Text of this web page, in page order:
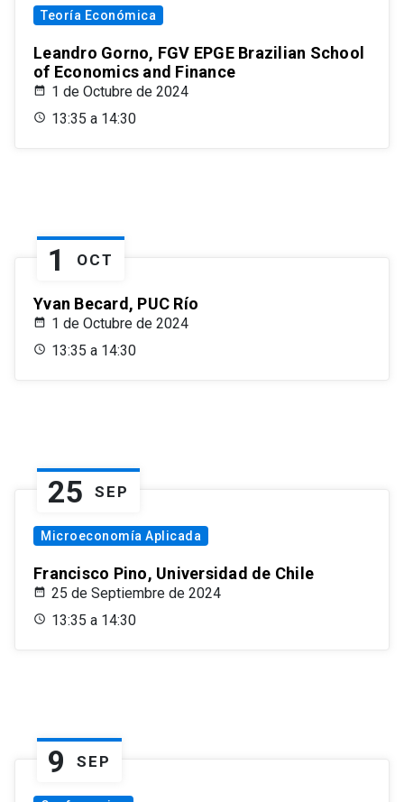
Teoría Económica
Leandro Gorno, FGV EPGE Brazilian School
of Economics and Finance
1 de Octubre de 2024
13:35 a 14:30
1 OCT
Yvan Becard, PUC Río
1 de Octubre de 2024
13:35 a 14:30
25 SEP
Microeconomía Aplicada
Francisco Pino, Universidad de Chile
25 de Septiembre de 2024
13:35 a 14:30
9 SEP